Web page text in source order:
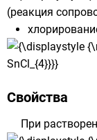
(реакция
Свойства
При